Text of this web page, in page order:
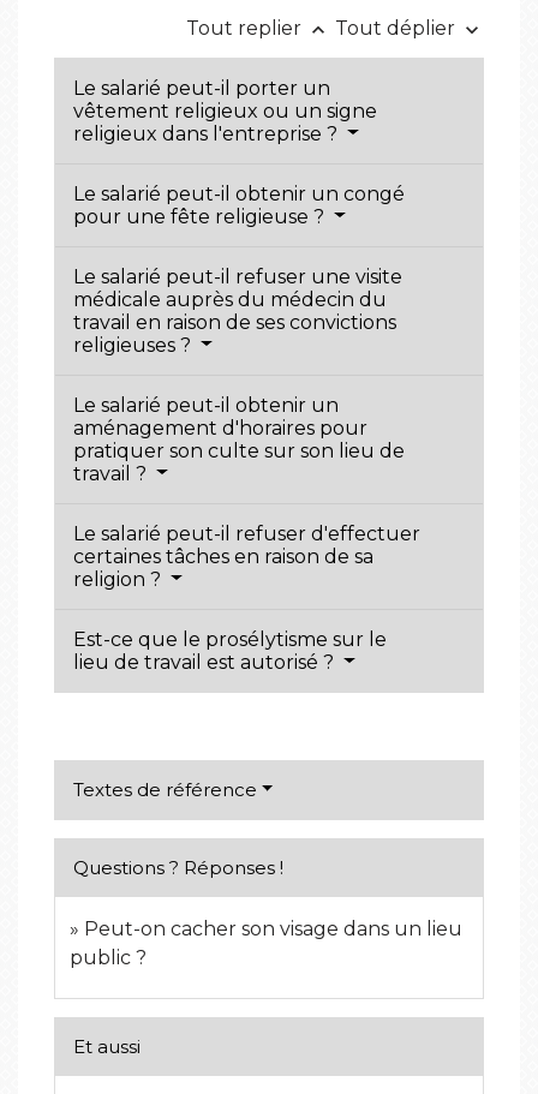
Tout replier keyboard_arrow_up Tout déplier keyboard_arrow_down
Le salarié peut-il porter un
vêtement religieux ou un signe
religieux dans l'entreprise ?
Le salarié peut-il obtenir un congé
pour une fête religieuse ?
Le salarié peut-il refuser une visite
médicale auprès du médecin du
travail en raison de ses convictions
religieuses ?
Le salarié peut-il obtenir un
aménagement d'horaires pour
pratiquer son culte sur son lieu de
travail ?
Le salarié peut-il refuser d'effectuer
certaines tâches en raison de sa
religion ?
Est-ce que le prosélytisme sur le
lieu de travail est autorisé ?
Textes de référence
Questions ? Réponses !
Peut-on cacher son visage dans un lieu
public ?
Et aussi